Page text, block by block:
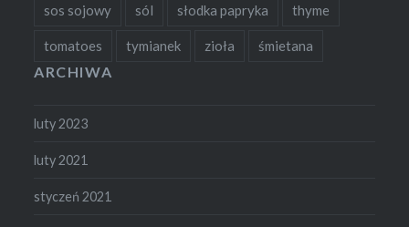
sos sojowy sól słodka papryka thyme
tomatoes tymianek zioła śmietana
ARCHIWA
luty 2023
luty 2021
styczeń 2021